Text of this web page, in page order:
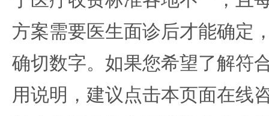
方案需要医生面诊后才能确定
确切数字。如果您希望了解符
用说明，建议点击本页面在线